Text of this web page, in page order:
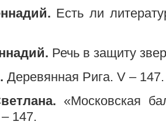
Есть ли
Речь в защиту
Деревянная Рига. V – 147.
«Московская
147.